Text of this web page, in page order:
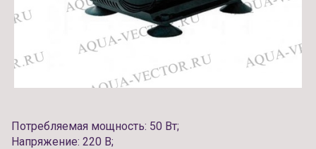
Потребляемая мощность: 50 Вт;
Напряжение: 220 В;